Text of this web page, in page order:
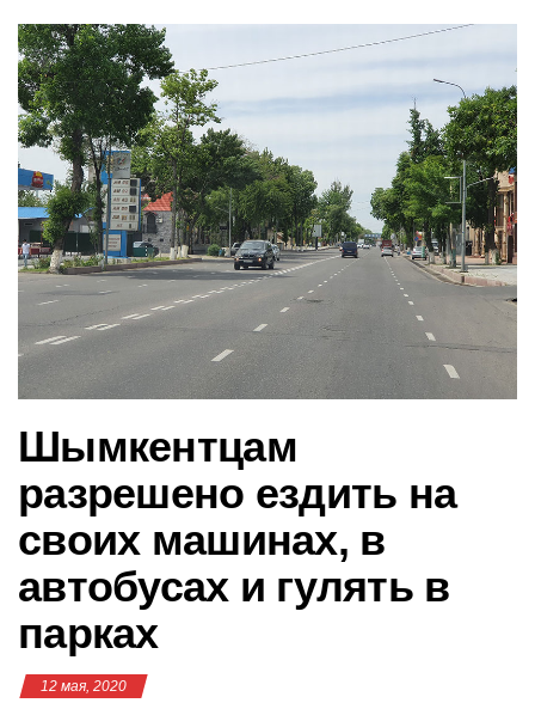
г
а
ц
и
ю
Шымкентцам
разрешено ездить на
своих машинах, в
автобусах и гулять в
парках
12 мая, 2020